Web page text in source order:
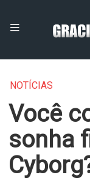
NOTÍCIAS
Você
sonha